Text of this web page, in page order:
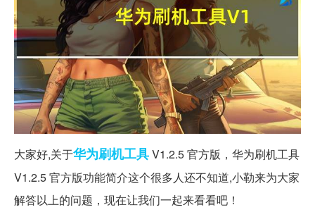
大家好,关于华为刷机工具V1.2.5 官方版，华为刷机工具
V1.2.5 官方版功能简介这个很多人还不知道,小勒来为大家
解答以上的问题，现在让我们一起来看看吧！